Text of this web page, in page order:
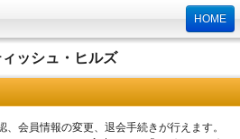
HOME
ッシュ・ヒルズ
会員情報の変更、退会手続きが行えます。